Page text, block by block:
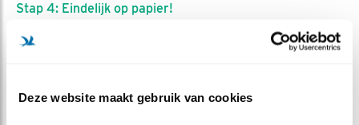
Deze website maakt gebruik van cookies
Stap 4: Eindelijk op papier!
En dan kunnen we eindelijk ons onderzoek delen. Alles
gezet is te vinden in het blad ‘Uilen’. Een prachtig